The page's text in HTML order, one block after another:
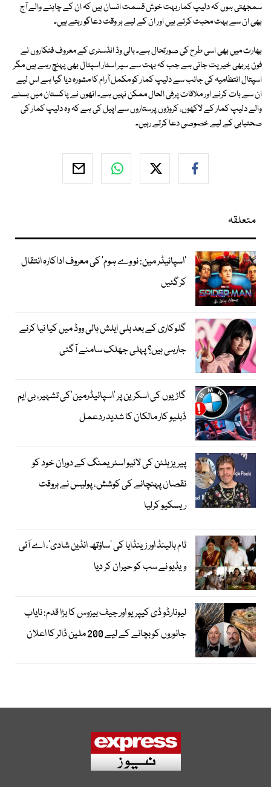
سمجھتی ہوں کہ دلیپ کماربہت خوش قسمت انسان ہیں کہ ان کے چاہنے والے آج
بھی ان سے بہت محبت کرتے ہیں اور ان کے لیے ہر وقت دعاگو رہتے ہیں۔
بھارت میں بھی اسی طرح کی صورتحال ہے۔ بالی وڈ انڈسٹری کے معروف فنکاروں نے
فون پربھی خیریت جانی ہے جب کہ بہت سے سپر اسٹار اسپتال بھی پہنچ رہے ہیں مگر
اسپتال انتظامیہ کی جانب سے دلیپ کمار کو مکمل آرام کا مشورہ دیا گیا ہے اس لیے
ان سے بات کرنے اور ملاقات پرفی الحال ممکن نہیں ہے۔ انھوں نے پاکستان میں بسنے
والے دلیپ کمار کے لاکھوں، کروڑوں پرستاروں سے اپیل کی ہے کہ وہ دلیپ کمار کی
صحتیابی کے لیے خصوصی دعا کرتے رہیں۔
متعلقہ
’اسپائیڈر مین: نو وے ہوم‘ کی معروف اداکارہ انتقال
کرگئیں
گلوکاری کے بعد بلی ایلش ہالی ووڈ میں کیا نیا کرنے
جارہی ہیں؟ پہلی جھلک سامنے آگئی
گاڑیوں کی اسکرین پر ’اسپائیڈرمین‘کی تشہیر، بی ایم
ڈبلیو کار مالکان کا شدید ردعمل
پیریز ہلٹن کی لائیو اسٹریمنگ کے دوران خود کو
نقصان پہنچانے کی کوشش، پولیس نے بروقت
ریسکیو کرلیا
ٹام ہالینڈ اور زینڈایا کی ’ساؤتھ انڈین شادی‘، اے آئی
ویڈیو نے سب کو حیران کر دیا
لیونارڈو ڈی کیپریو اور جیف بیزوس کا بڑا قدم: نایاب
جانوروں کو بچانے کے لیے 200 ملین ڈالر کا اعلان